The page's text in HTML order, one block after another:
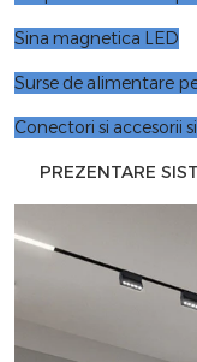
Sina magnetica LED
Surse de alimentare
Conectori si accesorii
PREZENTARE